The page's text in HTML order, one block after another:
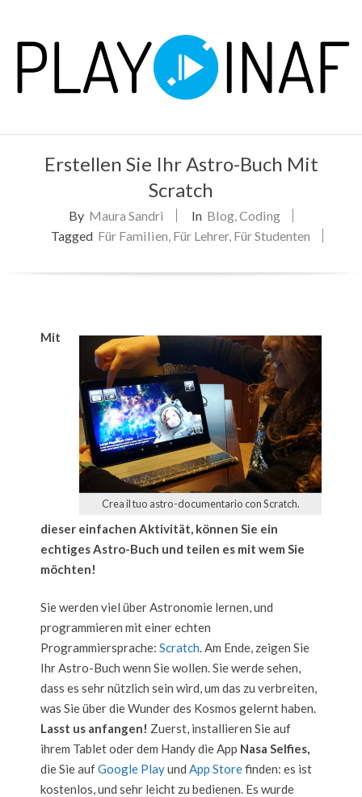
content
P
NavigationErstellen Sie Ihr Astro-Buch Mit
Scratch
By Maura Sandri In Blog,Coding
Tagged Für Familien, Für Lehrer, Für Studenten
Crea il tuo astro-documentario con Scratch.
Mit
dieser einfachen Aktivität, können Sie ein
echtiges Astro-Buch und teilen es mit wem Sie
möchten!
Sie werden viel über Astronomie lernen, und
programmieren mit einer echten
Programmiersprache: Scratch. Am Ende, zeigen Sie
Ihr Astro-Buch wenn Sie wollen. Sie werde sehen,
dass es sehr nützlich sein wird, um das zu verbreiten,
was Sie über die Wunder des Kosmos gelernt haben.
Lasst us anfangen! Zuerst, installieren Sie auf
ihrem Tablet oder dem Handy die App Nasa Selfies,
die Sie aufGoogle Playund App Storefinden: es ist
kostenlos, und sehr leicht zu bedienen. Es wurde